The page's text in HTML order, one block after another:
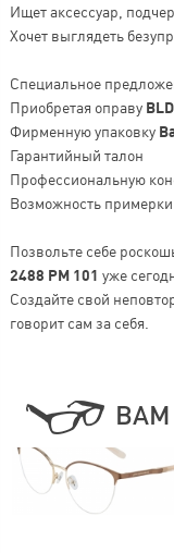
Ищет аксессуар,
Хочет выглядеть
Специальное
Приобретая оправу
Фирменную упаковку
Гарантийный талон
Профессиональную
Возможность
Позвольте себе
2488 PM 101 уже
Создайте свой
говорит сам за себя.